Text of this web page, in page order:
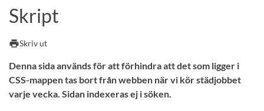
Andra söktjänster
Kurser och program
Skript
printSkriv ut
Denna sida används för att förhindra att det som ligger i
CSS-mappen tas bort från webben när vi kör städjobbet
varje vecka. Sidan indexeras ej i söken.